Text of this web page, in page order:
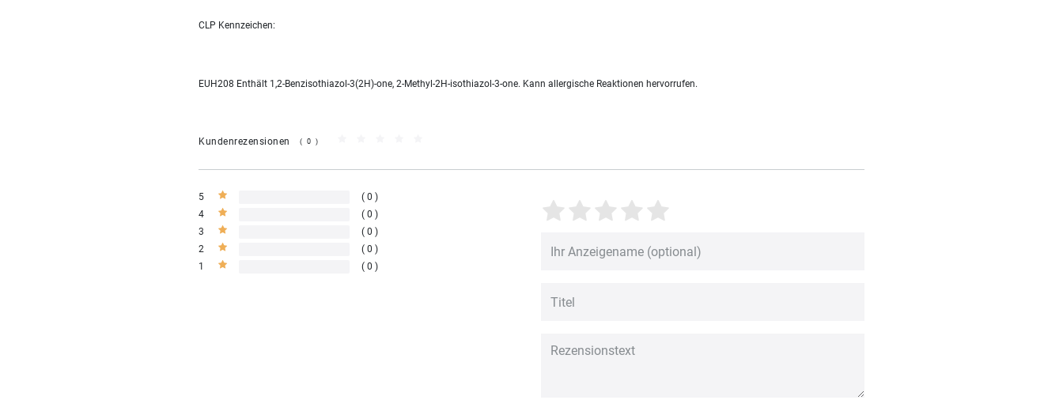
CLP Kennzeichen:
EUH208 Enthält 1,2-Benzisothiazol-3(2H)-one, 2-Methyl-2H-isothiazol-3-one. Kann allergische Reaktionen hervorrufen.
Kundenrezensionen (0)
5
0
4
0
3
0
2
0
1
0